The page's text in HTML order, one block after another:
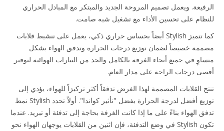
ويعمل تصميم المروحة الجديد والمبتكر مع المبادل الحراري
على تحسين الأداء مع تشغيل شبه صامت.
كما تتميز Stylish أيضاً بحساس حراري ذكي، يعمل على تنشيط قلابات
خصيصاً لضمان توزيع درجات الحرارة وتدفق الهواء بشكل
في جميع أنحاء الغرفة بالكامل والحد من التيارات الهوائية لتوفير
درجات الراحة على مدار العام.
القلابات المصممة لهذا الغرض تدفقاً أكثر تركيزاً للهواء، يؤدي إلى
توزيع أفضل لدرجة الحرارة بفضل "تأثير كواندا". أولاً تحدد Stylish نمط
الهواء بناءً على ما إذا كانت الغرفة بحاجة إلى تدفئة أو تبريد. عندما
تكون Stylish في وضع التدفئة، فإن اثنين من القلابات يوجهان الهواء نحو